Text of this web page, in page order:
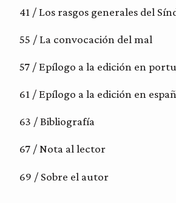
41 / Los rasgos generales del
55 / La convocación del mal
57 / Epílogo a la edición en
61 / Epílogo a la edición en
63 / Bibliografía
67 / Nota al lector
69 / Sobre el autor